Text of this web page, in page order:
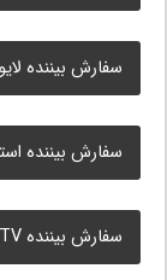
سفارش بیننده
سفارش بیننده
سفارش بیننده IGTV اینستاگرام